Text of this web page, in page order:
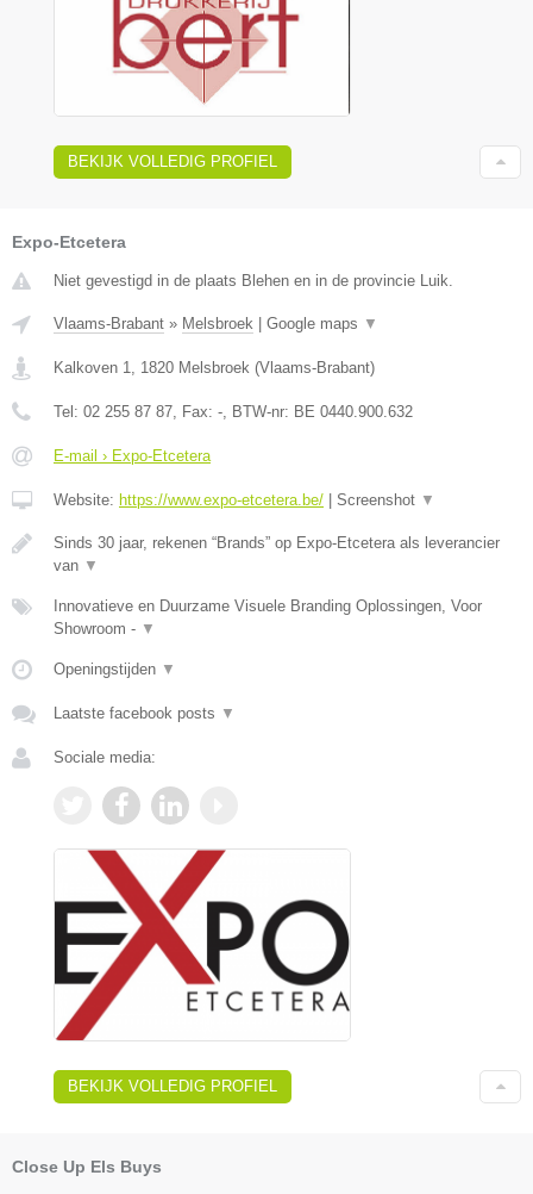
BEKIJK VOLLEDIG PROFIEL
Expo-Etcetera
Niet gevestigd in de plaats Blehen en in de provincie Luik.
Vlaams-Brabant » Melsbroek | Google maps ▼
Kalkoven 1 1820 Melsbroek (Vlaams-Brabant)
Tel: 02 255 87 87 , Fax: - , BTW-nr: BE 0440.900.632
E-mail › Expo-Etcetera
Website: https://www.expo-etcetera.be/ | Screenshot ▼
Sinds 30 jaar, rekenen “Brands” op Expo-Etcetera als leverancier
van ▼
Innovatieve en Duurzame Visuele Branding Oplossingen, Voor
Showroom - ▼
Openingstijden ▼
Laatste facebook posts ▼
Sociale media:
BEKIJK VOLLEDIG PROFIEL
Close Up Els Buys